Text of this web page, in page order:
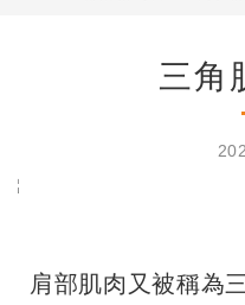
三角
肩部肌肉又被稱為